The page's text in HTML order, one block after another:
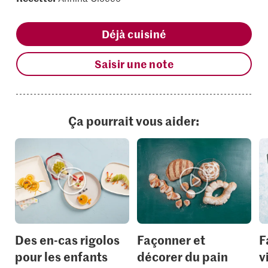
Déjà cuisiné
Saisir une note
Ça pourrait vous aider:
Des en-cas rigolos
pour les enfants
Façonner et
décorer du pain